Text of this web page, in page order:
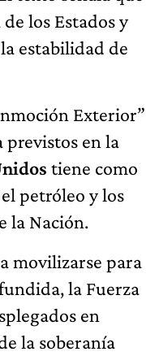
los Estados y
estabilidad de
Exterior”
en la
tiene como
petróleo y los
la Nación.
movilizarse para
la Fuerza
en
la soberanía